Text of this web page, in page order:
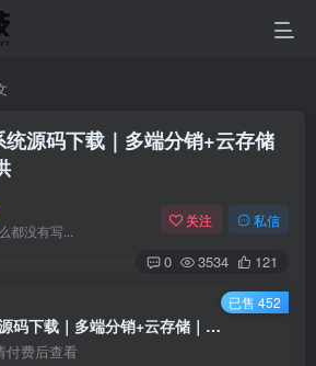
源码下载｜多端分销+云存储
都没有写...
关注 私信
0 3534 121
最新短剧SAAS系统源码下载｜多端分销+云存储｜卓创源码网提供
付费后查看
已售 452